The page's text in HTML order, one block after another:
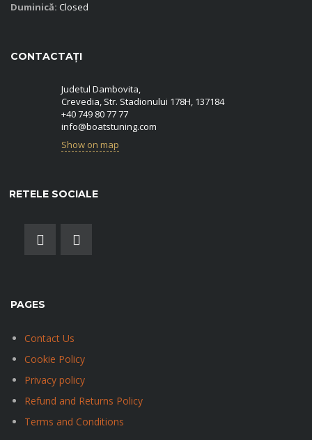
Duminică: Closed
CONTACTAȚI
Judetul Dambovita,
Crevedia, Str. Stadionului 178H, 137184
+40 749 80 77 77
info@boatstuning.com
Show on map
RETELE SOCIALE
PAGES
Contact Us
Cookie Policy
Privacy policy
Refund and Returns Policy
Terms and Conditions